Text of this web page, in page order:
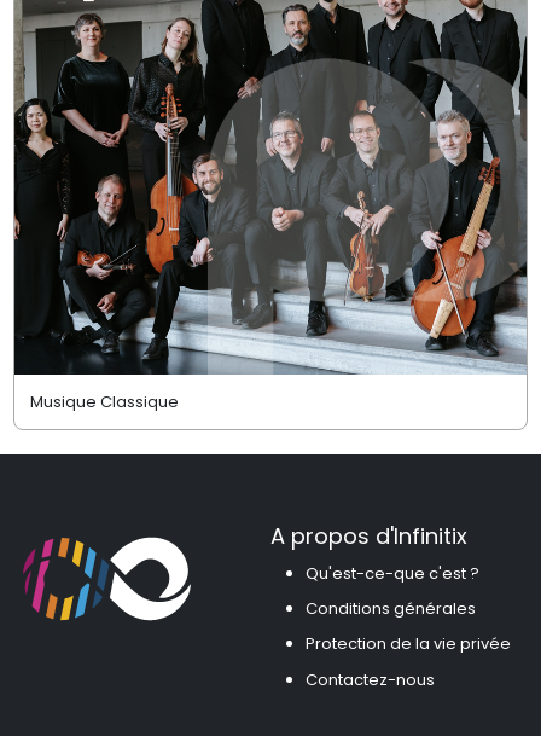
Musique Classique
A propos d'Infinitix
Qu'est-ce-que c'est ?
Conditions générales
Protection de la vie privée
Contactez-nous